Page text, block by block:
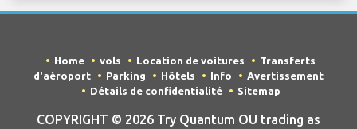
Home vols Location de voitures
Transferts
d'aéroport
Parking Hôtels Info
Avertissement
Détails de confidentialité
Sitemap
COPYRIGHT © 2026 Try Quantum OU trading as